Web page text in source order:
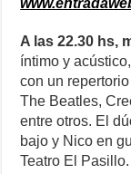
A las 22.30 hs,
íntimo y
con un
The Beatles,
entre otros. El
bajo y Nico en
Teatro El